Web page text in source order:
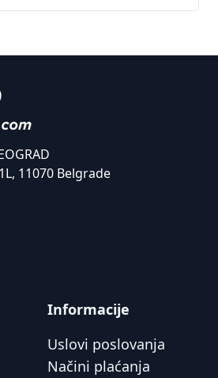
11070 Belgrade
Informacije
Uslovi poslovanja
Načini plaćanja